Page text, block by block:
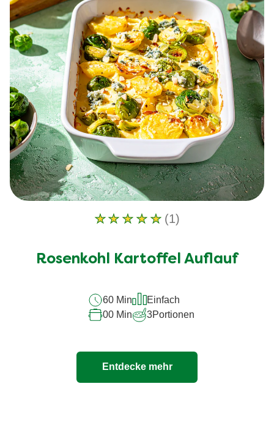
Bewertungen.
Die
Bewertung
Rosenkohl-
Auflauf
Mandelblättchen
beträgt
5.0
(1)
Rosenkohl Kartoffel Auflauf
60 Min
Einfach
00 Min
3Portionen
Entdecke mehr